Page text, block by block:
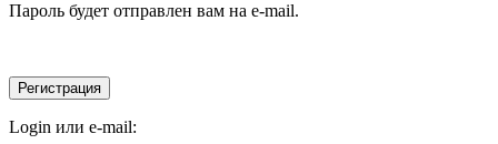
Пароль будет отправлен вам на e-mail.
Login или e-mail: